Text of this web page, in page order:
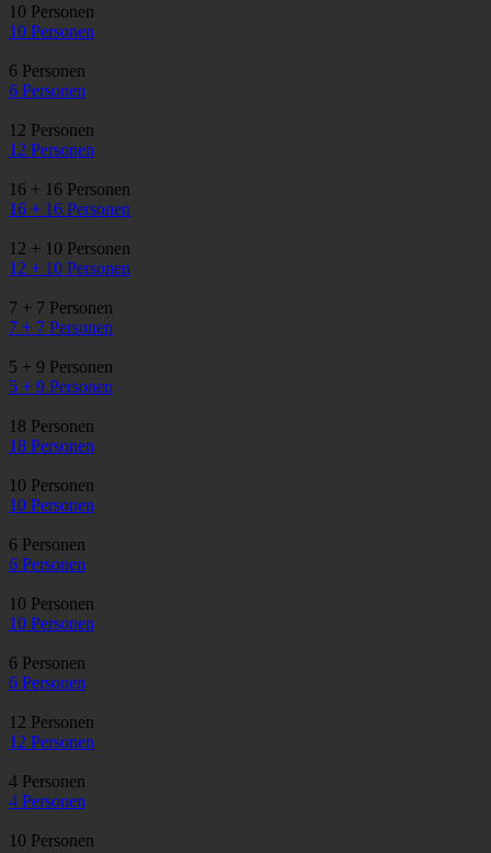
10 Personen
10 Personen
6 Personen
6 Personen
12 Personen
12 Personen
16 + 16 Personen
16 + 16 Personen
12 + 10 Personen
12 + 10 Personen
7 + 7 Personen
7 + 7 Personen
5 + 9 Personen
5 + 9 Personen
18 Personen
18 Personen
10 Personen
10 Personen
6 Personen
6 Personen
10 Personen
10 Personen
6 Personen
6 Personen
12 Personen
12 Personen
4 Personen
4 Personen
10 Personen